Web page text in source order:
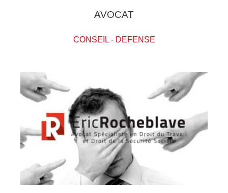
AVOCAT
CONSEIL- DEFENSE